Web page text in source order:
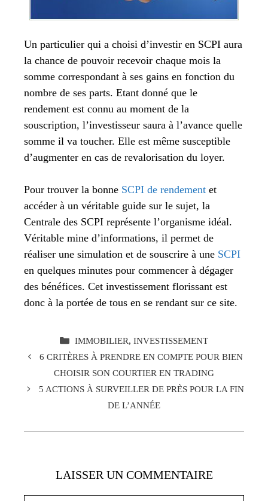
Un particulier qui a choisi d’investir en SCPI aura
la chance de pouvoir recevoir chaque mois la
somme correspondant à ses gains en fonction du
nombre de ses parts. Etant donné que le
rendement est connu au moment de la
souscription, l’investisseur saura à l’avance quelle
somme il va toucher. Elle est même susceptible
d’augmenter en cas de revalorisation du loyer.
Pour trouver la bonne SCPI de rendement et
accéder à un véritable guide sur le sujet, la
Centrale des SCPI représente l’organisme idéal.
Véritable mine d’informations, il permet de
réaliser une simulation et de souscrire à une SCPI
en quelques minutes pour commencer à dégager
des bénéfices. Cet investissement florissant est
donc à la portée de tous en se rendant sur ce site.
CATÉGORIES
IMMOBILIER, INVESTISSEMENT
6 CRITÈRES À PRENDRE EN COMPTE POUR BIEN
CHOISIR SON COURTIER EN TRADING
5 ACTIONS À SURVEILLER DE PRÈS POUR LA FIN
DE L’ANNÉE
LAISSER UN COMMENTAIRE